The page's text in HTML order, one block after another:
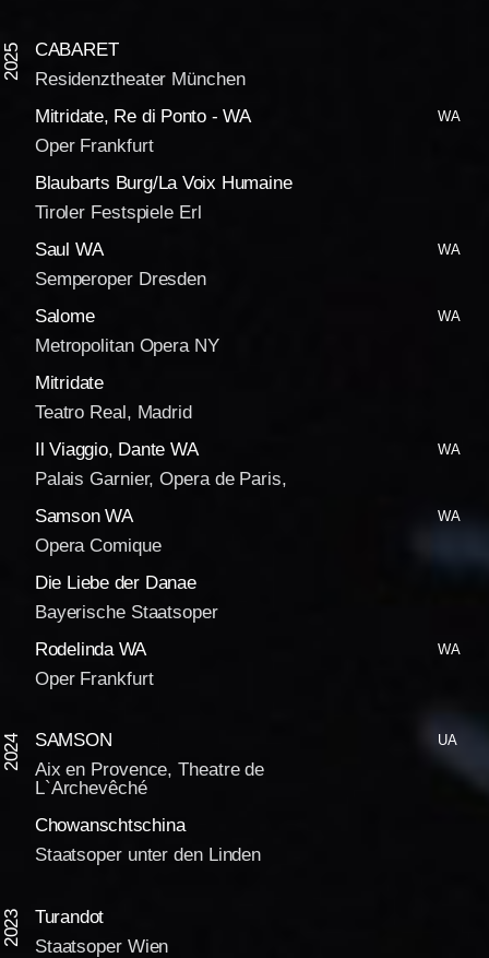
2025
CABARET
Residenztheater München
Mitridate, Re di Ponto - WA
WA
Oper Frankfurt
Blaubarts Burg/La Voix Humaine
Tiroler Festspiele Erl
Saul WA
WA
Semperoper Dresden
Salome
WA
Metropolitan Opera NY
Mitridate
Teatro Real, Madrid
Il Viaggio, Dante WA
WA
Palais Garnier, Opera de Paris,
Samson WA
WA
Opera Comique
Die Liebe der Danae
Bayerische Staatsoper
Rodelinda WA
WA
Oper Frankfurt
2024 SAMSON UA
Aix en Provence, Theatre de
L`Archevêché
Chowanschtschina
Staatsoper unter den Linden
2023
Turandot
Staatsoper Wien